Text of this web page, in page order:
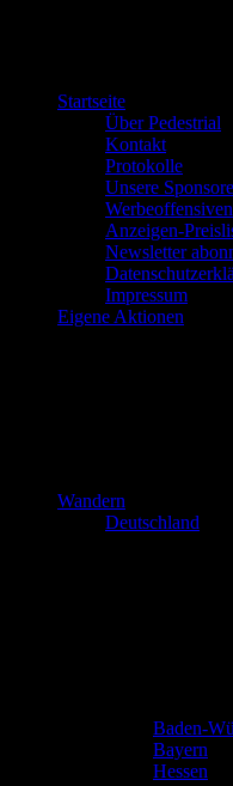
Startseite
Über Pedestrial
Kontakt
Protokolle
Unsere
Werbeoffensiven
Anzeigen-
Newsletter
Impressum
Eigene Aktionen
Wandern
Deutschland
Baden-
Bayern
Hessen